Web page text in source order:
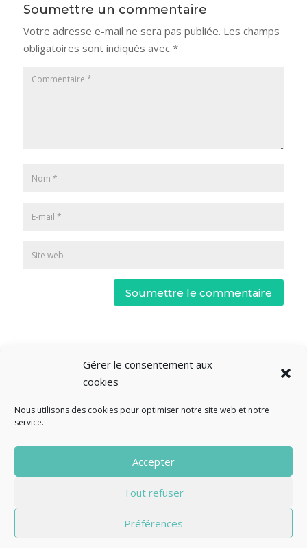
Gérer le consentement aux
cookies
Nous utilisons des cookies pour optimiser notre site web et notre
service.
Accepter
Tout refuser
Préférences
Soumettre un commentaire
Votre adresse e-mail ne sera pas publiée. Les champs
obligatoires sont indiqués avec *
Soumettre le commentaire
Mentions légales
Politique de confidentialité
Contact